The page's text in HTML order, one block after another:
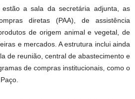
a sala da secretária adjunta, as
diretas (PAA), de assistência
de origem animal e vegetal, de
e mercados. A estrutura inclui ainda
de reunião, central de abastecimento e
de compras institucionais, como o